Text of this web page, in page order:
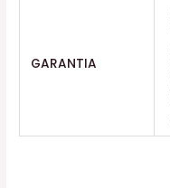
GARANTIA